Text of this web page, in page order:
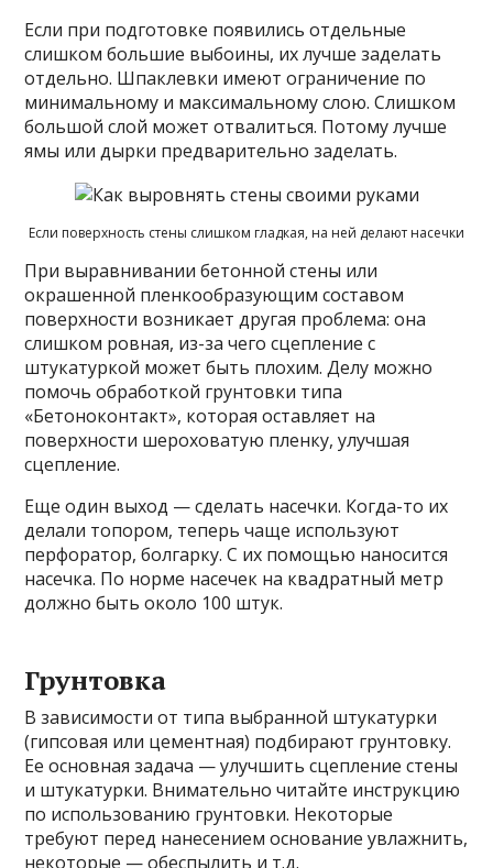
Если при подготовке появились отдельные
слишком большие выбоины, их лучше заделать
отдельно. Шпаклевки имеют ограничение по
минимальному и максимальному слою. Слишком
большой слой может отвалиться. Потому лучше
ямы или дырки предварительно заделать.
Если поверхность стены слишком гладкая, на ней делают насечки
При выравнивании бетонной стены или
окрашенной пленкообразующим составом
поверхности возникает другая проблема: она
слишком ровная, из-за чего сцепление с
штукатуркой может быть плохим. Делу можно
помочь обработкой грунтовки типа
«Бетоноконтакт», которая оставляет на
поверхности шероховатую пленку, улучшая
сцепление.
Еще один выход — сделать насечки. Когда-то их
делали топором, теперь чаще используют
перфоратор, болгарку. С их помощью наносится
насечка. По норме насечек на квадратный метр
должно быть около 100 штук.
Грунтовка
В зависимости от типа выбранной штукатурки
(гипсовая или цементная) подбирают грунтовку.
Ее основная задача — улучшить сцепление стены
и штукатурки. Внимательно читайте инструкцию
по использованию грунтовки. Некоторые
требуют перед нанесением основание увлажнить,
некоторые — обеспылить и т.д.